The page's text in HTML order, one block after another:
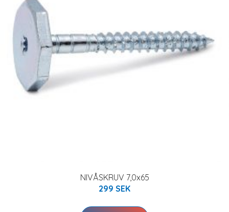
NIVÅSKRUV 7,0x65
299 SEK